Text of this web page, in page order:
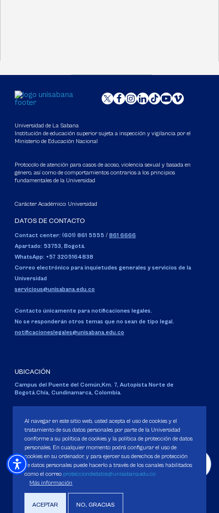
Universidad de La Sabana
Institución de educación superior sujeta a inspección y vigilancia por el
Ministerio de Educación Nacional
Protocolo de atención para casos de acoso, violencia sexual y basada en
género, así como de comportamientos contrarios a los principios
fundamentales de la Universidad
Carácter Académico: Universidad
DATOS DE CONTACTO
Contact center: (601) 861 5555 / 861 6666
Apartado: 53753, Bogotá.
WhatsApp: +57 3205164838
Correo electrónico para inquietudes generales y servicios de la
Universidad
servicious@unisabana.edu.co
Contacto únicamente para notificaciones legales.
No se responderán otros temas que no sean de tipo legal.
notificacioneslegales@unisabana.edu.co
UBICACIÓN
Campus del Puente del Común,Km. 7, Autopista Norte de
Bogotá.Chía, Cundinamarca, Colombia.
Personería Jurídica:Resolución 130 del 14 de enero de 1980.
Ministerio de Educación Nacional.
Política de Protección de datos
Derechos Pecuniarios
Al navegar en este sitio web, usted acepta el uso de cookies y el
tratamiento de sus datos personales por parte de la Universidad
conforme a su política de cookies y la política de protección de datos
personales. En cualquier momento podrá configurar el uso de
cookies en su ordenador, y para ejercer sus derechos de protección
de datos personales puede hacerlo a través de los canales habilitados
como el correo protecciondedatos@unisabana.edu.co
Más información
ACEPTAR NO, GRACIAS